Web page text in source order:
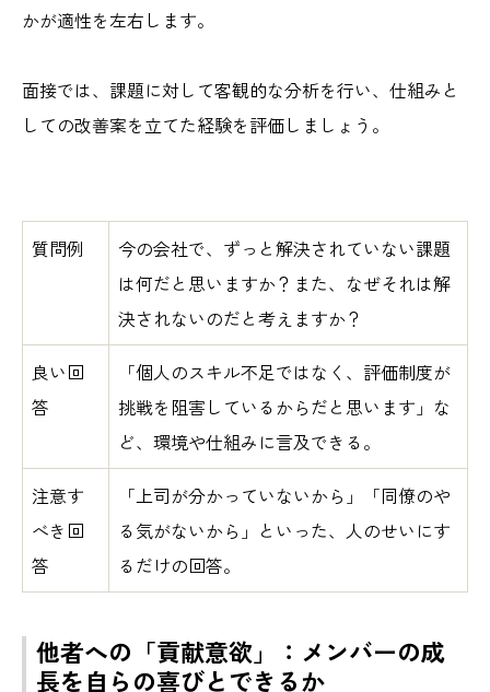
かが適性を左右します。
面接では、課題に対して客観的な分析を行い、仕組みと
しての改善案を立てた経験を評価しましょう。
質問例
今の会社で、ずっと解決されていない課題
は何だと思いますか？また、なぜそれは解
決されないのだと考えますか？
良い回
答
「個人のスキル不足ではなく、評価制度が
挑戦を阻害しているからだと思います」な
ど、環境や仕組みに言及できる。
注意す
べき回
答
「上司が分かっていないから」「同僚のや
る気がないから」といった、人のせいにす
るだけの回答。
他者への「貢献意欲」：メンバーの成
長を自らの喜びとできるか